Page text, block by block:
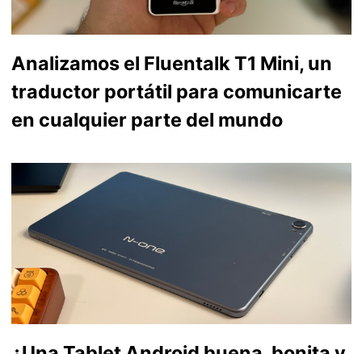
Analizamos el Fluentalk T1 Mini, un
traductor portátil para comunicarte
en cualquier parte del mundo